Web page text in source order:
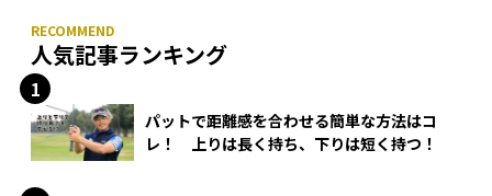
人気記事ランキング
パットで距離感を合わせる簡単な方法はコ
レ！ 上りは長く持ち、下りは短く持つ！